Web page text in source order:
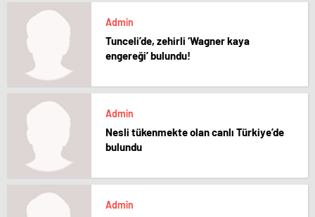
Admin
Tunceli’de, zehirli ‘Wagner kaya
engereği’ bulundu!
Admin
Nesli tükenmekte olan canlı Türkiye’de
bulundu
Admin